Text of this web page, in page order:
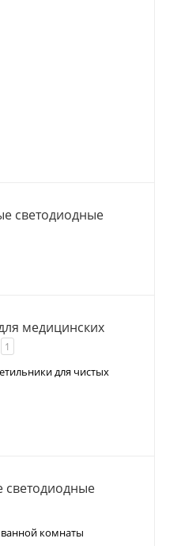
светодиодные
медицинских
1
для чистых
светодиодные
комнаты